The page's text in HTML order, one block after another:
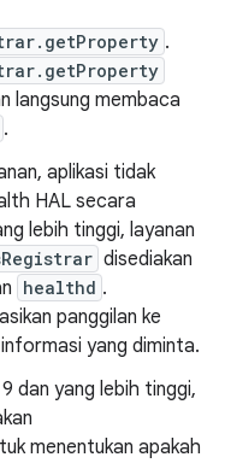
.
langsung membaca
.
aplikasi tidak
HAL secara
lebih tinggi, layanan
disediakan
healthd .
panggilan ke
yang diminta.
dan yang lebih tinggi,
menentukan apakah